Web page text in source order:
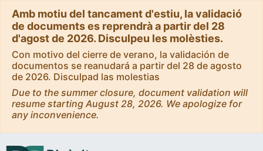
Amb motiu del tancament d'estiu, la validació
de documents es reprendrà a partir del 28
d'agost de 2026. Disculpeu les molèsties.
Con motivo del cierre de verano, la validación de
documentos se reanudará a partir del 28 de agosto
de 2026. Disculpad las molestias
Due to the summer closure, document validation will
resume starting August 28, 2026. We apologize for
any inconvenience.